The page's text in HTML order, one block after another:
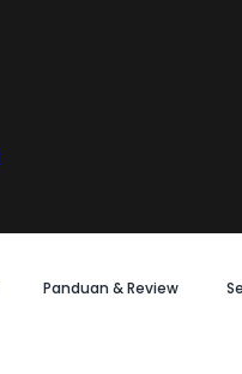
Panduan & Review